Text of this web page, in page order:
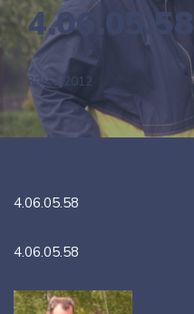
4.06.05.58
30/12/2012
4.06.05.58
4.06.05.58